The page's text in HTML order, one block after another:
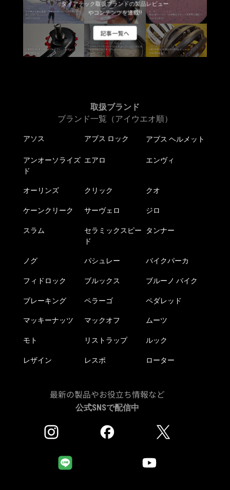
ダイアテック取扱ブランドの製品レビュー
やコンテンツを連載!!
記事一覧へ
取扱ブランド
ブランド一覧（アイウエオ順）
アソス アブス ロック アブス ヘルメット
アンオーソライズ
ド
エアロ エンヴィ
オーリンズ クリック クオ
ケーンクリーク サーヴェロ ジロ
スラム
セラミックスピー
ド
タンナー
ノグ パシュレー バイクパーカ
フィドロック ブルックス ブルーノ バイク
ブレーキング ペラーゴ ペダレッド
マッキーナッツ マックオフ ムーツ
モト リストラップ ルック
レザイン レスポ ローター
最新の製品やお役立ち情報など
公式SNSで配信中